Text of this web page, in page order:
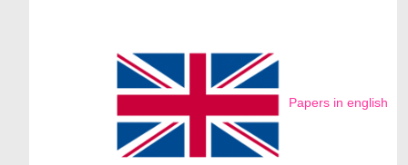
Papers in english